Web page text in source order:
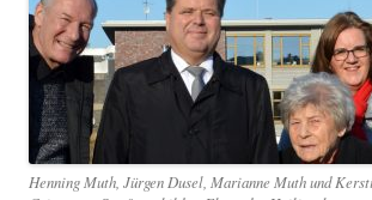
Henning Muth, Jürgen Dusel, Marianne Muth und